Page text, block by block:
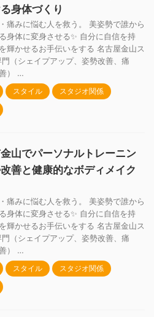
身体づくり
痛みに悩む人を救う。 美姿勢で誰から
身体に変身させる✨ 自分に自信を持
輝かせるお手伝いをする 名古屋金山ス
門（シェイプアップ、姿勢改善、痛
） …
スタイル
スタジオ関係
山でパーソナルトレーニン
善と健康的なボディメイク
痛みに悩む人を救う。 美姿勢で誰から
身体に変身させる✨ 自分に自信を持
輝かせるお手伝いをする 名古屋金山ス
門（シェイプアップ、姿勢改善、痛
） …
スタイル
スタジオ関係